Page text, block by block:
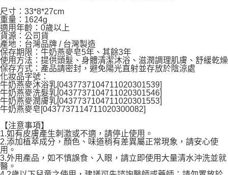
２．關於個人資料處理事宜，請瀏覽以下網址：
https://aftee.tw/terms/#terms3
３．未成年的使用者請事先徵得法定代理人或監護人之同意方可使用
「AFTEE先享後付」，若未經同意申辦者引起之損失，本公司不負相關責
任。
４．使用「AFTEE先享後付」時，將依據個別帳號之用戶狀況，依本公司即
時審查核予不同之上限額度；若仍有額度不足之情形，本公司將視審查結果
請求用戶進行身份認證。
５．嚴禁一人註冊多個帳號或使用他人資訊註冊。若發現惡意使用之情形，
恩沛科技股份有限公司將有權停止該用戶之使用額度並採取法律行動。
尺寸：33*8*27cm
重量：1624g
適用年齡：0歲以上
貨源：公司貨
產地：台灣品牌 / 台灣製造
保存期限：牛奶燕麥皂5年、其餘3年
使用方法：提供頭髮、身體清潔沐浴、滋潤調理肌膚、舒緩乾燥
保存方式：產品請密封，避免陽光直射並存放於陰涼處
化妝品字號：
牛奶燕麥沐浴乳[0437737104711020301539]
牛奶燕麥洗髮乳[0437737104711020301546]
牛奶燕麥潤膚乳[0437737104711020301553]
牛奶燕麥皂[0437737114711020300082]
【注意事項】
1.如有皮膚產生刺激或不適，請停止使用。
2.添加植萃成分，顏色、味道稍有差異屬正常現象，請安心使
用。
3.外用產品，如不慎誤食、入眼，請立即使用大量清水沖洗並就
醫。